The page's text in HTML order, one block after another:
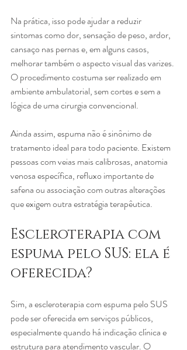
Na prática, isso pode ajudar a reduzir
sintomas como dor, sensação de peso, ardor,
cansaço nas pernas e, em alguns casos,
melhorar também o aspecto visual das varizes.
O procedimento costuma ser realizado em
ambiente ambulatorial, sem cortes e sem a
lógica de uma cirurgia convencional.
Ainda assim, espuma não é sinônimo de
tratamento ideal para todo paciente. Existem
pessoas com veias mais calibrosas, anatomia
venosa específica, refluxo importante de
safena ou associação com outras alterações
que exigem outra estratégia terapêutica.
Escleroterapia com
espuma pelo SUS: ela é
oferecida?
Sim, a escleroterapia com espuma pelo SUS
pode ser oferecida em serviços públicos,
especialmente quando há indicação clínica e
estrutura para atendimento vascular. O